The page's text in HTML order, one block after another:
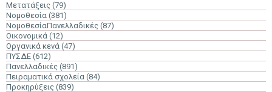
Μετατάξεις (79)
Νομοθεσία (381)
ΝομοθεσίαΠανελλαδικές (87)
Οικονομικά (12)
Οργανικά κενά (47)
ΠΥΣΔΕ (612)
Πανελλαδικές (891)
Πειραματικά σχολεία (84)
Προκηρύξεις (839)